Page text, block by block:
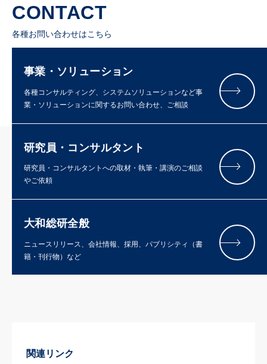
CONTACT
各種お問い合わせはこちら
事業・ソリューション
各種コンサルティング、システムソリューションなど事
業・ソリューションに関するお問い合わせ、ご相談
研究員・コンサルタント
研究員・コンサルタントへの取材・執筆・講演のご相談
やご依頼
大和総研全般
ニュースリリース、会社情報、採用、パブリシティ（書
籍・刊行物）など
関連リンク